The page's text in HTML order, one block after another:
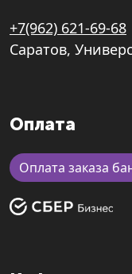
+7(962) 621-69-68
Саратов,
Оплата
Оплата заказа